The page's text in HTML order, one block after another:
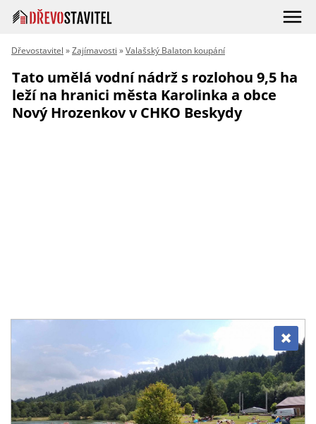
Dřevostavitel »Zajímavosti »Valašský Balaton koupání
Tato umělá vodní nádrž s rozlohou 9,5 ha
leží na hranici města Karolinka a obce
Nový Hrozenkov v CHKO Beskydy